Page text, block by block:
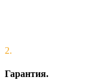
2.
Гарантия.